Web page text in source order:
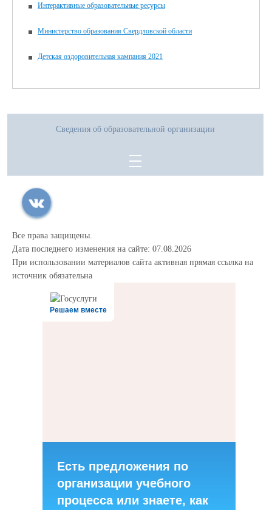
Интерактивные образовательные ресурсы
Министерство образования Свердловской области
Детская оздоровительная кампания 2021
Сведения об образовательной организации
Все права защищены.
Дата последнего изменения на сайте: 07.08.2026
При использовании материалов сайта активная прямая ссылка на
источник обязательна
Решаем вместе
Есть предложения по
организации учебного
процесса или знаете, как